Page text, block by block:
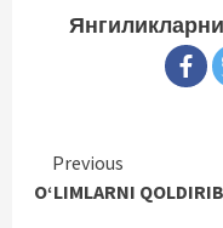
Continue
Reading
Previous
O‘LIMLARNI